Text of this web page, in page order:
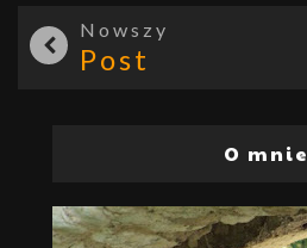
Nowszy
Post
O mnie